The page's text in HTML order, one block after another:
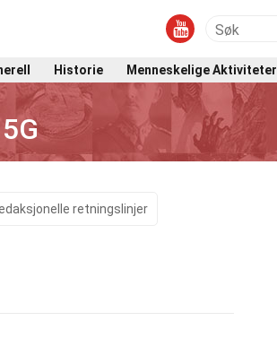
Historie Menneskelige Aktiviteter
retningslinjer